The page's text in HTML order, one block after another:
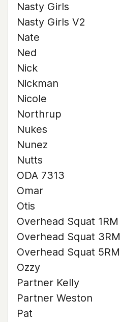
Nasty Girls
Nasty Girls V2
Nate
Ned
Nick
Nickman
Nicole
Northrup
Nukes
Nunez
Nutts
ODA 7313
Omar
Otis
Overhead Squat 1RM
Overhead Squat 3RM
Overhead Squat 5RM
Ozzy
Partner Kelly
Partner Weston
Pat